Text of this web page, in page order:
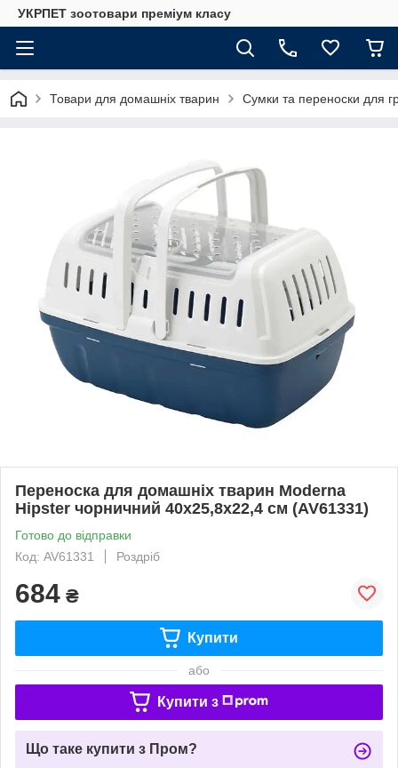
УКРПЕТ зоотовари преміум класу
Товари для домашніх тварин Сумки та переноски для
Переноска для домашніх тварин Moderna
Hipster чорничний 40х25,8х22,4 см (AV61331)
Готово до відправки
Код: AV61331
Роздріб
684 ₴
Купити
або
Купити з
Що таке купити з Пром?